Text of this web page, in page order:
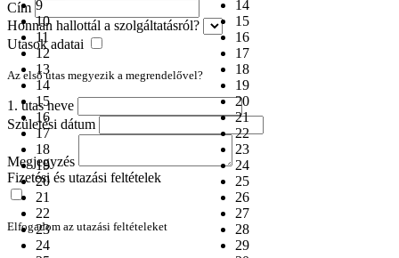
9
10
11
12
13
14
15
16
17
18
19
20
21
22
23
24
14
15
16
17
18
19
20
21
22
23
24
25
26
27
28
29
Cím
Honnan hallottál a szolgáltatásról?
Utasok adatai
Az első utas megyezik a megrendelővel?
1. utas neve
Születési dátum
Megjegyzés
Fizetési és utazási feltételek
Elfogadom az utazási feltételeket